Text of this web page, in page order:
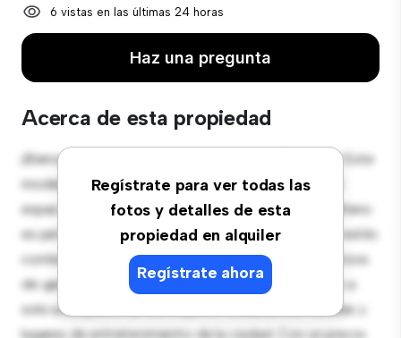
6 vistas en las últimas 24 horas
Haz una pregunta
Acerca de esta propiedad
Regístrate para ver todas las
fotos y detalles de esta
propiedad en alquiler
Regístrate ahora
¡Bienvenido a tu nuevo hogar en Centro, Estepona! Este
moderno apartamento de 2 habitaciones ofrece un
espacio de vida elegante y acogedor. El diseño diáfano
es perfecto para el entretenimiento, y la cocina de estilo
contemporáneo está equipada con electrodomésticos
de gama alta. Con su ubicación privilegiada, estarás a
solo unos pasos de los mejores restaurantes, tiendas y
lugares de entretenimiento de la ciudad. Con un precio